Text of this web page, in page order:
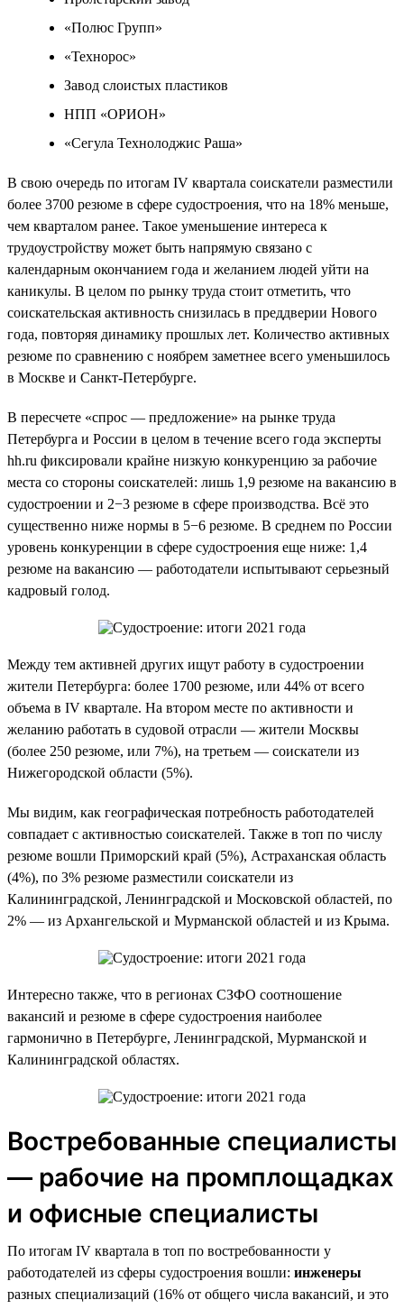
«Полюс Групп»
«Технорос»
Завод слоистых пластиков
НПП «ОРИОН»
«Сегула Технолоджис Раша»
В свою очередь по итогам IV квартала соискатели разместили
более 3700 резюме в сфере судостроения, что на 18% меньше,
чем кварталом ранее. Такое уменьшение интереса к
трудоустройству может быть напрямую связано с
календарным окончанием года и желанием людей уйти на
каникулы. В целом по рынку труда стоит отметить, что
соискательская активность снизилась в преддверии Нового
года, повторяя динамику прошлых лет. Количество активных
резюме по сравнению с ноябрем заметнее всего уменьшилось
в Москве и Санкт-Петербурге.
В пересчете «спрос — предложение» на рынке труда
Петербурга и России в целом в течение всего года эксперты
hh.ru фиксировали крайне низкую конкуренцию за рабочие
места со стороны соискателей: лишь 1,9 резюме на вакансию в
судостроении и 2−3 резюме в сфере производства. Всё это
существенно ниже нормы в 5−6 резюме. В среднем по России
уровень конкуренции в сфере судостроения еще ниже: 1,4
резюме на вакансию — работодатели испытывают серьезный
кадровый голод.
Между тем активней других ищут работу в судостроении
жители Петербурга: более 1700 резюме, или 44% от всего
объема в IV квартале. На втором месте по активности и
желанию работать в судовой отрасли — жители Москвы
(более 250 резюме, или 7%), на третьем — соискатели из
Нижегородской области (5%).
Мы видим, как географическая потребность работодателей
совпадает с активностью соискателей. Также в топ по числу
резюме вошли Приморский край (5%), Астраханская область
(4%), по 3% резюме разместили соискатели из
Калининградской, Ленинградской и Московской областей, по
2% — из Архангельской и Мурманской областей и из Крыма.
Интересно также, что в регионах СЗФО соотношение
вакансий и резюме в сфере судостроения наиболее
гармонично в Петербурге, Ленинградской, Мурманской и
Калининградской областях.
Востребованные специалисты
— рабочие на промплощадках
и офисные специалисты
По итогам IV квартала в топ по востребованности у
работодателей из сферы судостроения вошли: инженеры
разных специализаций (16% от общего числа вакансий, и это